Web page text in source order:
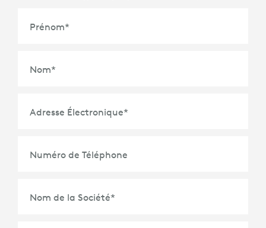
Prénom*
Nom*
Adresse Électronique*
Numéro de Téléphone
Nom de la Société*